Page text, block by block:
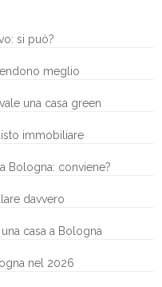
si può?
meglio
una casa green
immobiliare
Bologna: conviene?
davvero
casa a Bologna
nel 2026